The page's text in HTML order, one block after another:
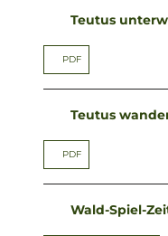
Teutus
PDF
Teutus
PDF
Wald-Spiel-